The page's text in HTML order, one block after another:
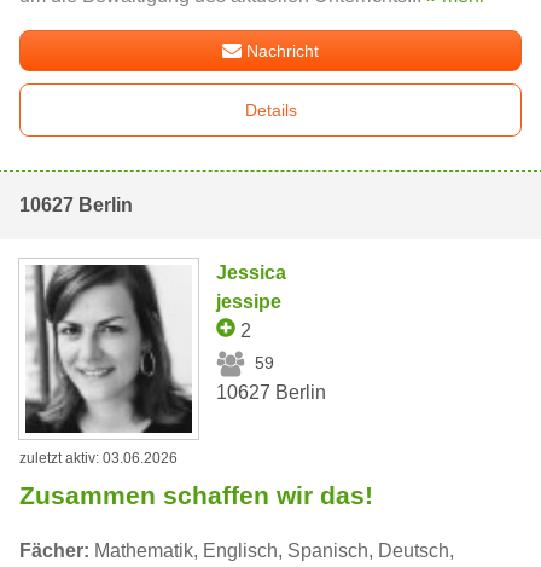
Nachricht
Details
10627 Berlin
Jessica
jessipe
2
59
10627 Berlin
zuletzt aktiv: 03.06.2026
Zusammen schaffen wir das!
Fächer: Mathematik, Englisch, Spanisch, Deutsch,